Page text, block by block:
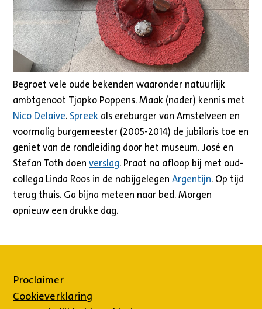
Begroet vele oude bekenden waaronder natuurlijk
ambtgenoot Tjapko Poppens. Maak (nader) kennis met
Nico Delaive. Spreek als ereburger van Amstelveen en
voormalig burgemeester (2005-2014) de jubilaris toe en
geniet van de rondleiding door het museum. José en
Stefan Toth doenverslag. Praat na afloop bij met oud-
collega Linda Roos in de nabijgelegenArgentijn. Op tijd
terug thuis. Ga bijna meteen naar bed. Morgen
opnieuw een drukke dag.
Proclaimer
Cookieverklaring